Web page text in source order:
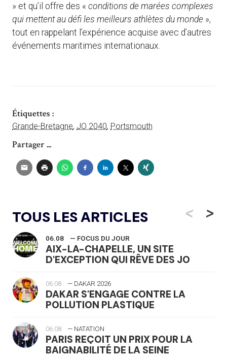
» et qu’il offre des « conditions de marées complexes
qui mettent au défi les meilleurs athlètes du monde »,
tout en rappelant l’expérience acquise avec d’autres
événements maritimes internationaux.
Étiquettes :
Grande-Bretagne, JO 2040, Portsmouth
Partager ...
TOUS LES ARTICLES <
06.08 — FOCUS DU JOUR
AIX-LA-CHAPELLE, UN SITE
D'EXCEPTION QUI RÊVE DES JO
06.08 — DAKAR 2026
DAKAR S'ENGAGE CONTRE LA
POLLUTION PLASTIQUE
06.08 — NATATION
PARIS REÇOIT UN PRIX POUR LA
BAIGNABILITÉ DE LA SEINE
>